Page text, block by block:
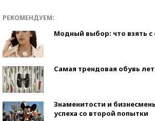
РЕКОМЕНДУЕМ:
Модный выбор: что взять с
Самая трендовая обувь
Знаменитости и
успеха со второй попытки